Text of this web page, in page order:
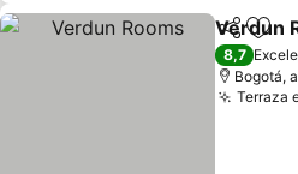
Verdun
8,7
Bogotá,
Terraza